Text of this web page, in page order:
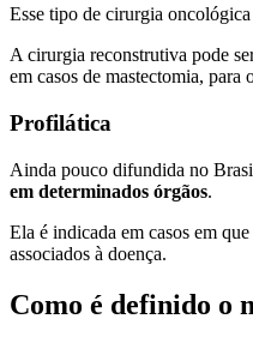
Esse tipo de cirurgia oncológica
A cirurgia reconstrutiva pode
em casos de mastectomia, para
Profilática
Ainda pouco difundida no
em determinados órgãos.
Ela é indicada em casos em
associados à doença.
Como é definido o